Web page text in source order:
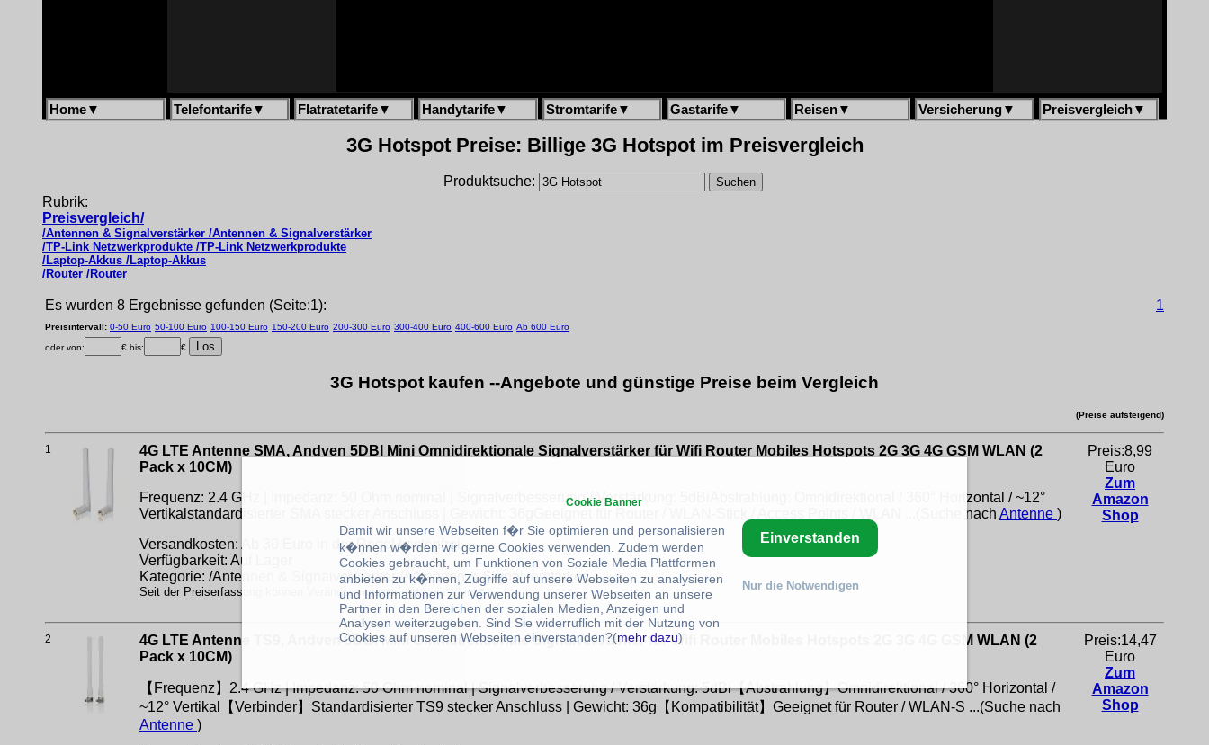
Home▼ Telefontarife▼ Flatratetarife▼ Handytarife▼ Stromtarife▼ Gastarife▼ Reisen▼ Versicherung▼ Preisvergleich▼
3G Hotspot Preise: Billige 3G Hotspot im Preisvergleich
Produktsuche:
Rubrik:
Preisvergleich/
/Antennen & Signalverstärker /Antennen & Signalverstärker
/TP-Link Netzwerkprodukte /TP-Link Netzwerkprodukte
/Laptop-Akkus /Laptop-Akkus
/Router /Router
Es wurden 8 Ergebnisse gefunden (Seite:1): 1
Preisintervall: 0-50 Euro 50-100 Euro 100-150 Euro 150-200 Euro 200-300 Euro 300-400 Euro 400-600 Euro Ab 600 Euro
oder von: € bis: €
3G Hotspot kaufen --Angebote und günstige Preise beim Vergleich
(Preise aufsteigend)
1
4G LTE Antenne SMA, Andven 5DBI Mini Omnidirektionale Signalverstärker für Wifi Router Mobiles Hotspots 2G 3G 4G GSM WLAN (2
Pack x 10CM)
Frequenz: 2.4 GHz | Impedanz: 50 Ohm nominal | Signalverbesserung / Verstärkung: 5dBiAbstrahlung: Omnidirektional / 360° Horizontal / ~12°
Vertikalstandardisierter SMA stecker Anschluss | Gewicht: 36gGeeignet für Router / WLAN-Stick / Access Points / WLAN ...(Suche nach Antenne )
Versandkosten: Ab 30 Euro in der Regel kostenfrei
Verfügbarkeit: Auf Lager
Kategorie: /Antennen & Signalverstärker /Antennen & Signalverstärker
Seit der Preiserfassung können Veränderungen erfolgt sein**/Link*
Preis:8,99
Euro
Zum
Amazon
Shop
2
4G LTE Antenne TS9, Andven 5DBI Mini Omnidirektionale Signalverstärker für Wifi Router Mobiles Hotspots 2G 3G 4G GSM WLAN (2
Pack x 10CM)
【Frequenz】2.4 GHz | Impedanz: 50 Ohm nominal | Signalverbesserung / Verstärkung: 5dBi【Abstrahlung】Omnidirektional / 360° Horizontal /
~12° Vertikal【Verbinder】Standardisierter TS9 stecker Anschluss | Gewicht: 36g【Kompatibilität】Geeignet für Router / WLAN-S ...(Suche nach
Antenne )
Preis:14,47
Euro
Zum
Amazon
Shop
Cookie Banner
Damit wir unsere Webseiten f�r Sie optimieren und personalisieren
k�nnen w�rden wir gerne Cookies verwenden. Zudem werden
Cookies gebraucht, um Funktionen von Soziale Media Plattformen
anbieten zu k�nnen, Zugriffe auf unsere Webseiten zu analysieren
und Informationen zur Verwendung unserer Webseiten an unsere
Partner in den Bereichen der sozialen Medien, Anzeigen und
Analysen weiterzugeben. Sind Sie widerruflich mit der Nutzung von
Cookies auf unseren Webseiten einverstanden?(mehr dazu)
Einverstanden
Nur die Notwendigen